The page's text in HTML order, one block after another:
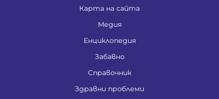
Карта на сайта
Медия
Енциклопедия
Забавно
Справочник
Здравни проблеми